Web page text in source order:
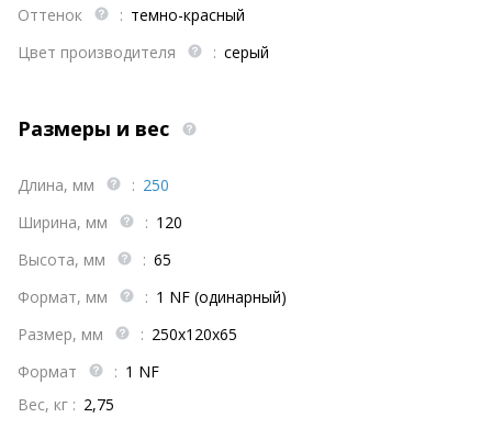
Оттенок
: темно-красный
Цвет производителя
: серый
Размеры и вес
Длина, мм : 250
Ширина, мм
: 120
Высота, мм
: 65
Формат, мм
: 1 NF (одинарный)
Размер, мм
: 250х120х65
Формат
: 1 NF
Вес, кг : 2,75